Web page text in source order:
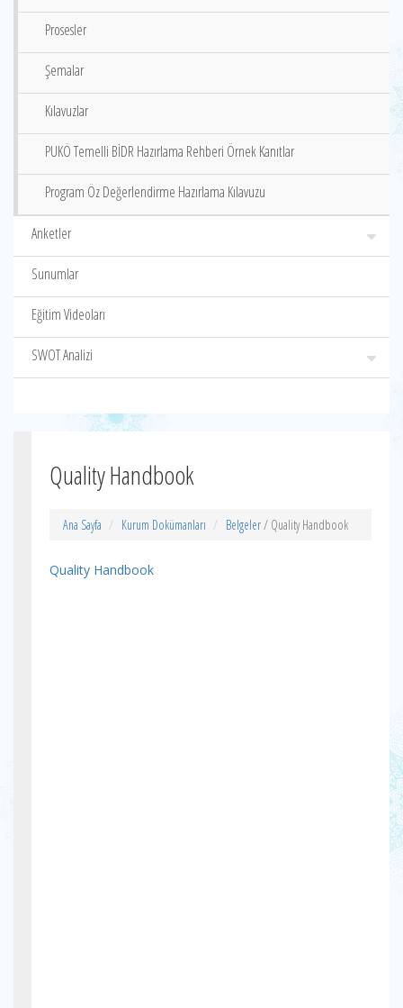
Prosesler
Şemalar
Kılavuzlar
PUKÖ Temelli BİDR Hazırlama Rehberi Örnek Kanıtlar
Program Öz Değerlendirme Hazırlama Kılavuzu
Anketler
Sunumlar
Eğitim Videoları
SWOT Analizi
Quality Handbook
Ana Sayfa Kurum Dokümanları Belgeler/ Quality Handbook
Quality Handbook